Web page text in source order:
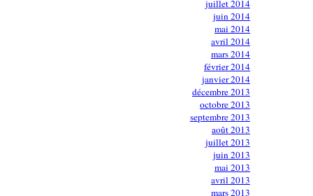
juillet 2014
juin 2014
mai 2014
avril 2014
mars 2014
février 2014
janvier 2014
décembre 2013
octobre 2013
septembre 2013
août 2013
juillet 2013
juin 2013
mai 2013
avril 2013
mars 2013